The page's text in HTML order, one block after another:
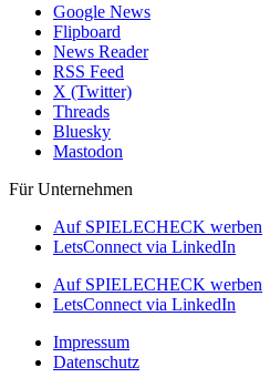
Google News
Flipboard
News Reader
RSS Feed
X (Twitter)
Threads
Bluesky
Mastodon
Für Unternehmen
Auf SPIELECHECK werben
LetsConnect via LinkedIn
Auf SPIELECHECK werben
LetsConnect via LinkedIn
Impressum
Datenschutz